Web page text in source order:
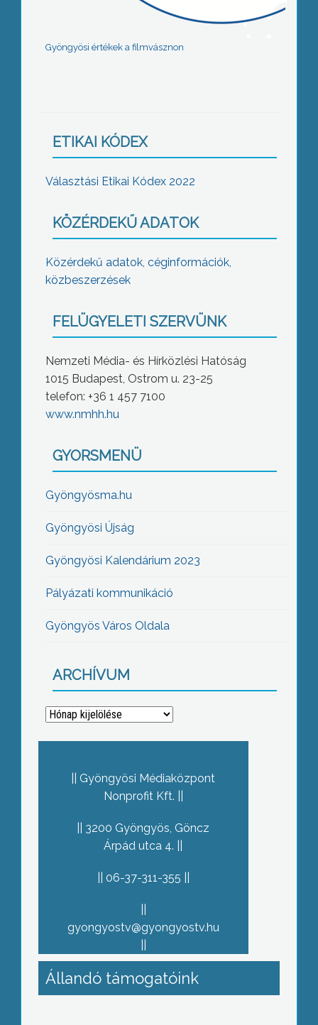
Gyöngyösi értékek a filmvásznon
ETIKAI KÓDEX
Választási Etikai Kódex 2022
KÖZÉRDEKŰ ADATOK
Közérdekű adatok, céginformációk,
közbeszerzések
FELÜGYELETI SZERVÜNK
Nemzeti Média- és Hírközlési Hatóság
1015 Budapest, Ostrom u. 23-25
telefon: +36 1 457 7100
www.nmhh.hu
GYORSMENÜ
Gyöngyösma.hu
Gyöngyösi Újság
Gyöngyösi Kalendárium 2023
Pályázati kommunikáció
Gyöngyös Város Oldala
ARCHÍVUM
Archívum
Gyöngyösi Médiaközpont
Nonprofit Kft.
3200 Gyöngyös, Göncz
Árpád utca 4.
06-37-311-355
gyongyostv@gyongyostv.hu
Állandó támogatóink